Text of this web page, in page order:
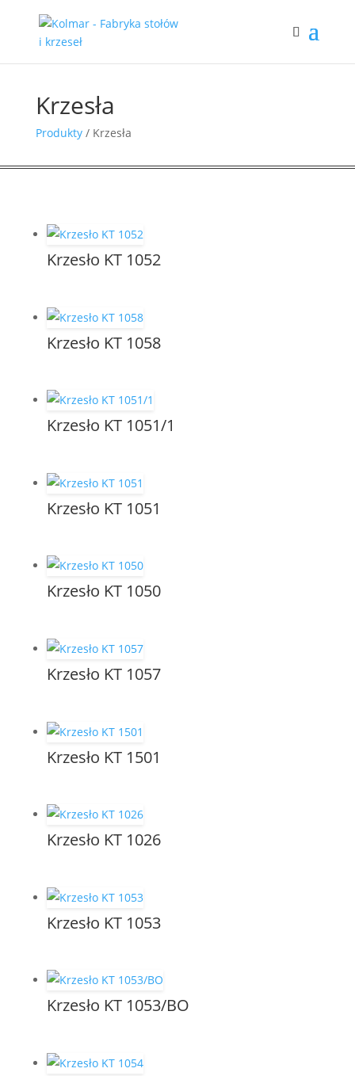
Krzesła
Produkty/ Krzesła
Krzesło KT 1052
Krzesło KT 1058
Krzesło KT 1051/1
Krzesło KT 1051
Krzesło KT 1050
Krzesło KT 1057
Krzesło KT 1501
Krzesło KT 1026
Krzesło KT 1053
Krzesło KT 1053/BO